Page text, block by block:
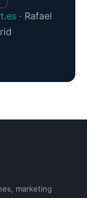
· Rafael
marketing